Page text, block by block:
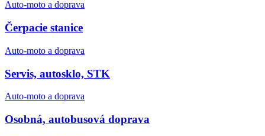
Auto-moto a doprava
Čerpacie stanice
Auto-moto a doprava
Servis, autosklo, STK
Auto-moto a doprava
Osobná, autobusová doprava